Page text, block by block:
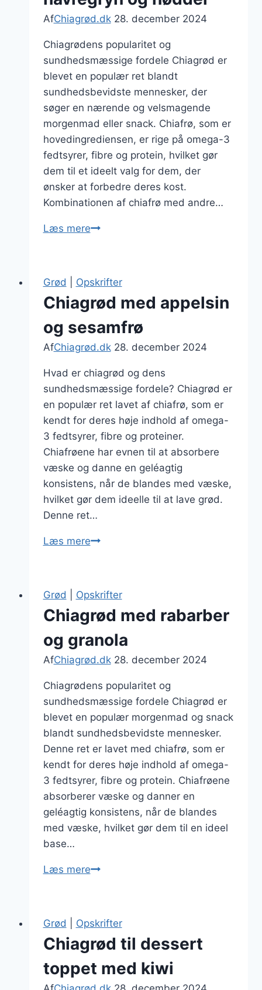
AfChiagrød.dk 28. december 2024
Chiagrødens popularitet og
sundhedsmæssige fordele Chiagrød er
blevet en populær ret blandt
sundhedsbevidste mennesker, der
søger en nærende og velsmagende
morgenmad eller snack. Chiafrø, som er
hovedingrediensen, er rige på omega-3
fedtsyrer, fibre og protein, hvilket gør
dem til et ideelt valg for dem, der
ønsker at forbedre deres kost.
Kombinationen af chiafrø med andre…
Læs mereChiagrød
og
nødder
Grød Opskrifter
Chiagrød med appelsin
og sesamfrø
AfChiagrød.dk 28. december 2024
Hvad er chiagrød og dens
sundhedsmæssige fordele? Chiagrød er
en populær ret lavet af chiafrø, som er
kendt for deres høje indhold af omega-
3 fedtsyrer, fibre og proteiner.
Chiafrøene har evnen til at absorbere
væske og danne en geléagtig
konsistens, når de blandes med væske,
hvilket gør dem ideelle til at lave grød.
Denne ret…
Læs mereChiagrød
sesamfrø
Grød Opskrifter
Chiagrød med rabarber
og granola
AfChiagrød.dk 28. december 2024
Chiagrødens popularitet og
sundhedsmæssige fordele Chiagrød er
blevet en populær morgenmad og snack
blandt sundhedsbevidste mennesker.
Denne ret er lavet med chiafrø, som er
kendt for deres høje indhold af omega-
3 fedtsyrer, fibre og protein. Chiafrøene
absorberer væske og danner en
geléagtig konsistens, når de blandes
med væske, hvilket gør dem til en ideel
base…
Læs mereChiagrød
granola
Grød Opskrifter
Chiagrød til dessert
toppet med kiwi